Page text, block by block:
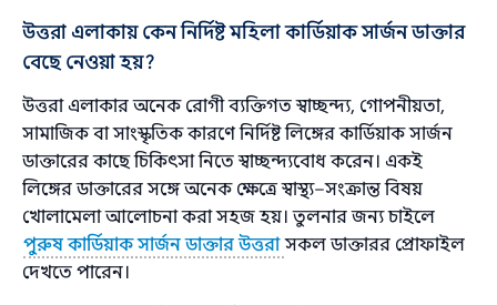
উত্তরা এলাকায় কেন নির্দিষ্ট মহিলা কার্ডিয়াক সার্জন ডাক্তার
বেছে নেওয়া হয়?
উত্তরা এলাকার অনেক রোগী ব্যক্তিগত স্বাচ্ছন্দ্য, গোপনীয়তা,
সামাজিক বা সাংস্কৃতিক কারণে নির্দিষ্ট লিঙ্গের কার্ডিয়াক সার্জন
ডাক্তারের কাছে চিকিৎসা নিতে স্বাচ্ছন্দ্যবোধ করেন। একই
লিঙ্গের ডাক্তারের সঙ্গে অনেক ক্ষেত্রে স্বাস্থ্য–সংক্রান্ত বিষয়
খোলামেলা আলোচনা করা সহজ হয়। তুলনার জন্য চাইলে
পুরুষ কার্ডিয়াক সার্জন ডাক্তার উত্তরাসকল ডাক্তারর প্রোফাইল
দেখতে পারেন।